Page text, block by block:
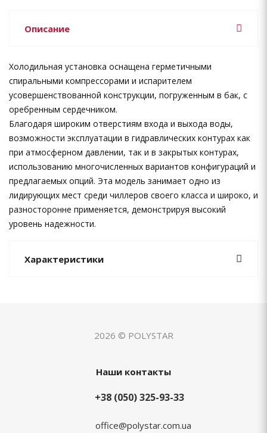
Описание
Холодильная установка оснащена герметичными
спиральными компрессорами и испарителем
усовершенствованной конструкции, погруженным в бак, с
оребренным сердечником.
Благодаря широким отверстиям входа и выхода воды,
возможности эксплуатации в гидравлических контурах как
при атмосферном давлении, так и в закрытых контурах,
использованию многочисленных вариантов конфигураций и
предлагаемых опций. Эта модель занимает одно из
лидирующих мест среди чиллеров своего класса и широко, и
разносторонне применяется, демонстрируя высокий
уровень надежности.
Характеристики
2026 © POLYSTAR
Наши контакты
+38 (050) 325-93-33
office@polystar.com.ua